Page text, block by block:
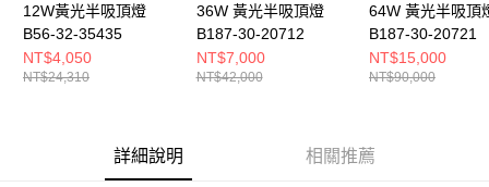
５．嚴禁一人註冊多個帳號或使用他人資訊註冊。若發現惡意使用之情形，
恩沛科技股份有限公司將有權停止該用戶之使用額度並採取法律行動。
12W黃光半吸頂燈
B56-32-35435
NT$4,050
NT$24,310
36W 黃光半吸頂燈
B187-30-20712
NT$7,000
NT$42,000
64W 黃光半吸頂
B187-30-20721
NT$15,000
NT$90,000
詳細說明 相關推薦